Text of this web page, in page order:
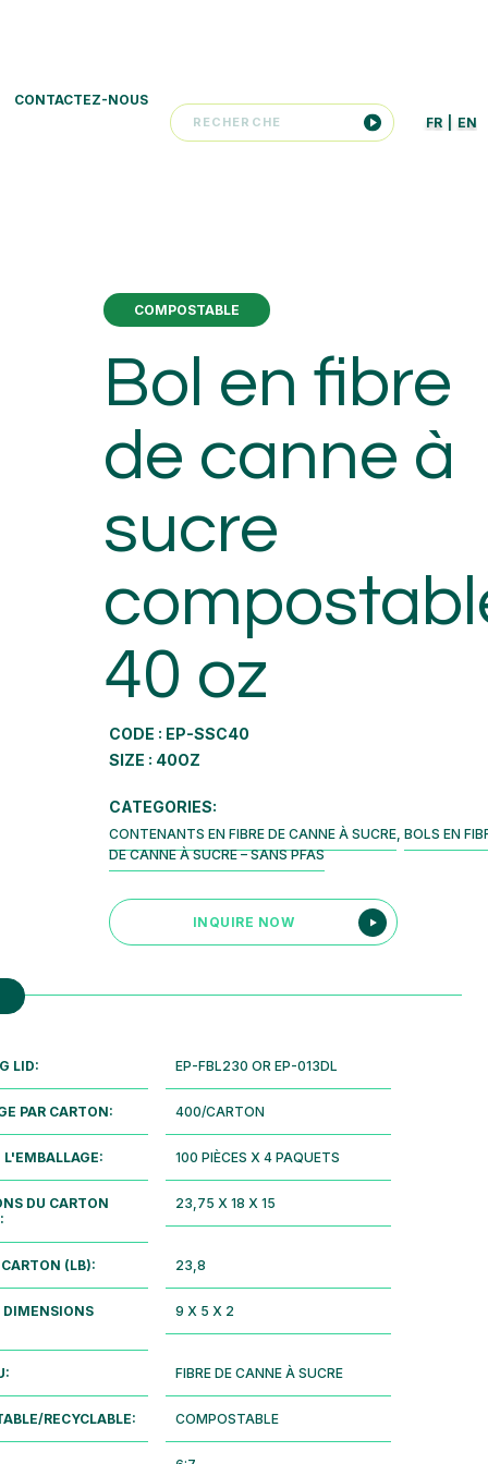
CONTACTEZ-NOUS
FR
EN
COMPOSTABLE
Bol en fibre
de canne à
sucre
40 oz
CODE : EP-SSC40
SIZE : 40OZ
CATEGORIES:
CONTENANTS EN FIBRE DE CANNE À SUCRE, BOLS EN
DE CANNE À SUCRE – SANS PFAS
INQUIRE NOW
LID: EP-FBL230 OR EP-013DL
PAR CARTON: 400/CARTON
L'EMBALLAGE: 100 PIÈCES X 4 PAQUETS
DU CARTON
23,75 X 18 X 15
(LB): 23,8
DIMENSIONS 9 X 5 X 2
FIBRE DE CANNE À SUCRE
RECYCLABLE: COMPOSTABLE